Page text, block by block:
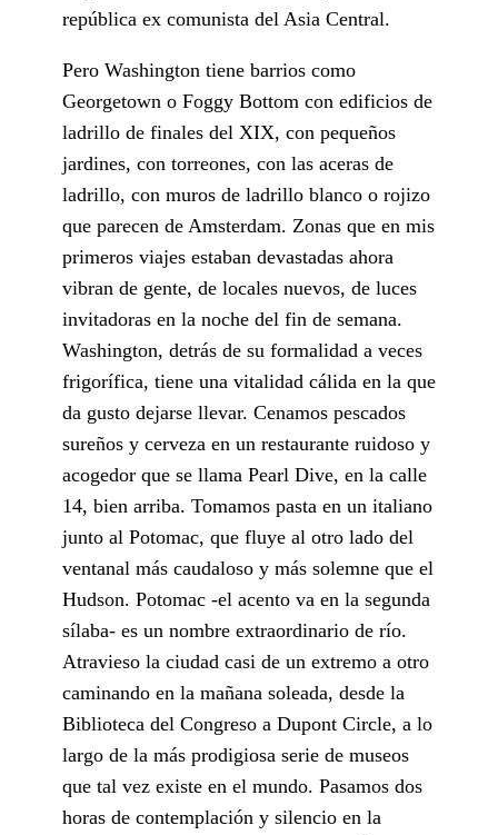
república ex comunista del Asia Central.
Pero Washington tiene barrios como
Georgetown o Foggy Bottom con edificios de
ladrillo de finales del XIX, con pequeños
jardines, con torreones, con las aceras de
ladrillo, con muros de ladrillo blanco o rojizo
que parecen de Amsterdam. Zonas que en mis
primeros viajes estaban devastadas ahora
vibran de gente, de locales nuevos, de luces
invitadoras en la noche del fin de semana.
Washington, detrás de su formalidad a veces
frigorífica, tiene una vitalidad cálida en la que
da gusto dejarse llevar. Cenamos pescados
sureños y cerveza en un restaurante ruidoso y
acogedor que se llama Pearl Dive, en la calle
14, bien arriba. Tomamos pasta en un italiano
junto al Potomac, que fluye al otro lado del
ventanal más caudaloso y más solemne que el
Hudson. Potomac -el acento va en la segunda
sílaba- es un nombre extraordinario de río.
Atravieso la ciudad casi de un extremo a otro
caminando en la mañana soleada, desde la
Biblioteca del Congreso a Dupont Circle, a lo
largo de la más prodigiosa serie de museos
que tal vez existe en el mundo. Pasamos dos
horas de contemplación y silencio en la